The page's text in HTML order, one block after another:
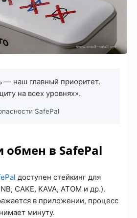
— наш главный приоритет.
на всех уровнях».
SafePal
обмен в SafePal
доступен стейкинг для
CAKE, KAVA, ATOM и др.).
в приложении, процесс
минуту.